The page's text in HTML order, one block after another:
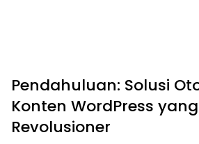
Pendahuluan: Solusi
Konten WordPress yang
Revolusioner